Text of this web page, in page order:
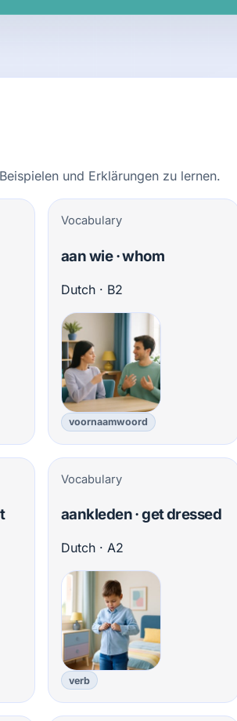
und Erklärungen zu lernen.
Vocabulary
aan wie · whom
Dutch · B2
voornaamwoord
Vocabulary
aankleden · get dressed
Dutch · A2
verb